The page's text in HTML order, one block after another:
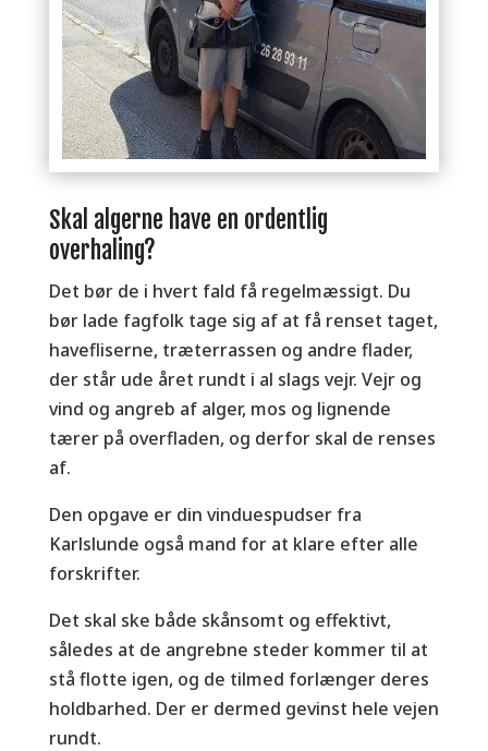
Skal algerne have en ordentlig
overhaling?
Det bør de i hvert fald få regelmæssigt. Du
bør lade fagfolk tage sig af at få renset taget,
havefliserne, træterrassen og andre flader,
der står ude året rundt i al slags vejr. Vejr og
vind og angreb af alger, mos og lignende
tærer på overfladen, og derfor skal de renses
af.
Den opgave er din vinduespudser fra
Karlslunde også mand for at klare efter alle
forskrifter.
Det skal ske både skånsomt og effektivt,
således at de angrebne steder kommer til at
stå flotte igen, og de tilmed forlænger deres
holdbarhed. Der er dermed gevinst hele vejen
rundt.